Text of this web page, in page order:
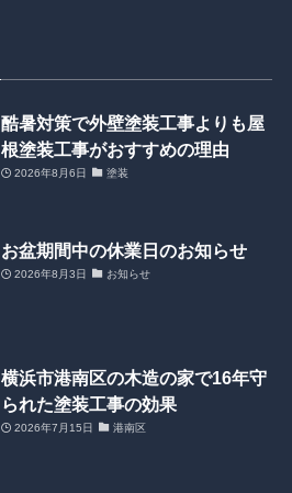
酷暑対策で外壁塗装工事よりも屋
根塗装工事がおすすめの理由
2026年8月6日 塗装
お盆期間中の休業日のお知らせ
2026年8月3日 お知らせ
横浜市港南区の木造の家で16年守
られた塗装工事の効果
2026年7月15日 港南区